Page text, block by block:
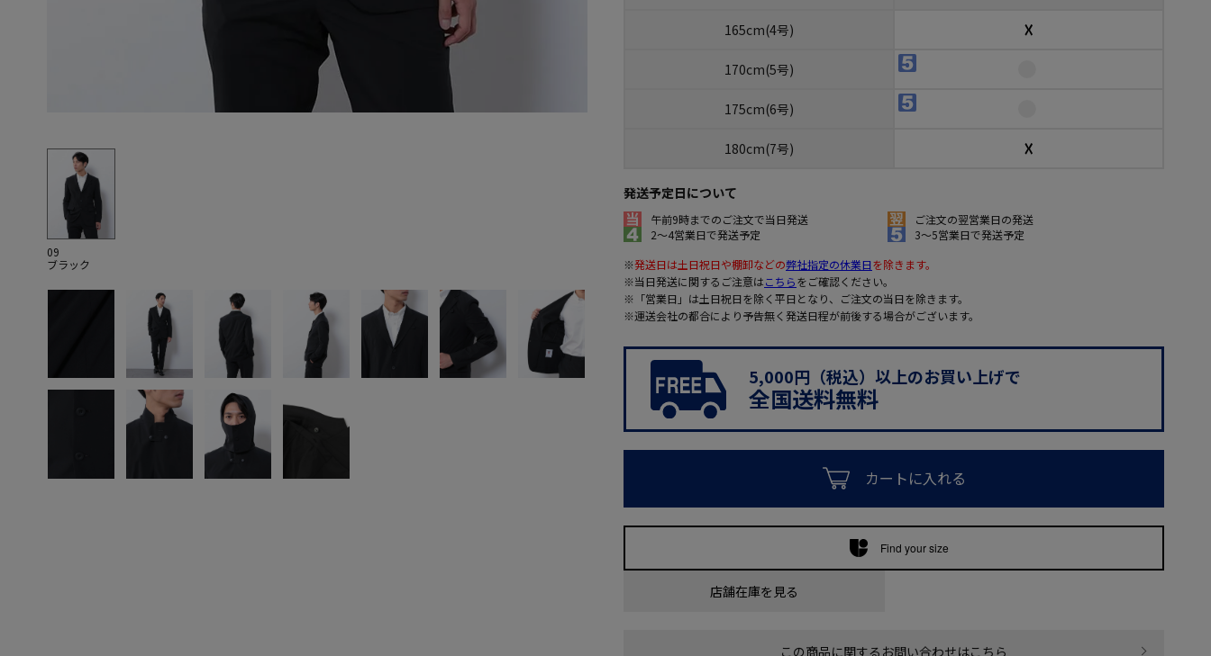
09
ブラック
165cm(4号) ☓
170cm(5号)
175cm(6号)
180cm(7号) ☓
発送予定日について
午前9時までのご注文で当日発送
ご注文の翌営業日の発送
2～4営業日で発送予定
3～5営業日で発送予定
※発送日は土日祝日や棚卸などの弊社指定の休業日を除きます。
※当日発送に関するご注意はこちらをご確認ください。
※「営業日」は土日祝日を除く平日となり、ご注文の当日を除きます。
※運送会社の都合により予告無く発送日程が前後する場合がございます。
5,000円（税込）以上のお買い上げで
全国送料無料
カートに入れる
Find your size
店舗在庫を見る
この商品に関するお問い合わせはこちら